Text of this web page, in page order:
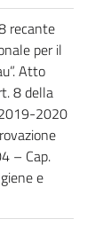
recante
per il
Atto
8 della
2020
– Cap.
e